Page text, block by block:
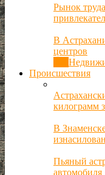
Рынок
В
центров
Происшествия
килограмм
В
Пьяный